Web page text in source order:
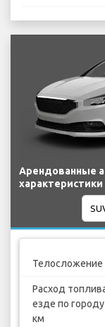
Арендованные
характеристики
Телосложение
Расход
езде по
км